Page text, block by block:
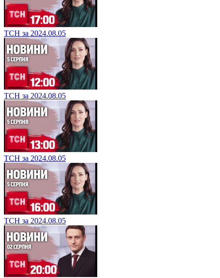
ТСН за 2024.08.05
ТСН за 2024.08.05
ТСН за 2024.08.05
ТСН за 2024.08.05